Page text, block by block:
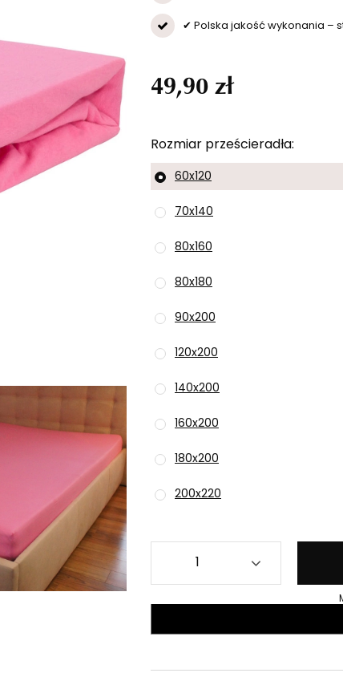
✔ Polska jakość wykonania –
Rozmiar prześcieradła
60x120
70x140
80x160
80x180
90x200
120x200
140x200
160x200
180x200
200x220
49,90 zł